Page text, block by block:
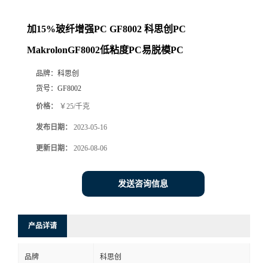
加15%玻纤增强PC GF8002 科思创PC
MakrolonGF8002低粘度PC易脱模PC
品牌： 科思创
货号： GF8002
价格： ￥25/千克
发布日期： 2023-05-16
更新日期： 2026-08-06
发送咨询信息
产品详请
品牌 科思创